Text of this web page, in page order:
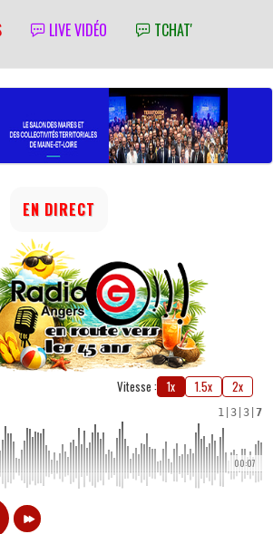
LIVE VIDÉO TCHAT'
EN DIRECT
Vitesse : 1x 1.5x 2x
1 3 3 7
00:07